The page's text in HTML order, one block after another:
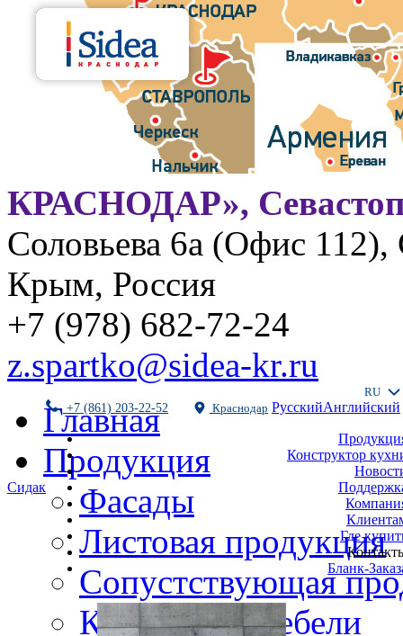
КРАСНОДАР»,
Соловьева 6а (Офис 112),
Крым, Россия
+7 (978) 682-72-24
z.spartko@sidea-kr.ru
Сидак
+7 (861) 203-22-52 Краснодар
RU
РусскийАнглийский
Конструктор
Где
Бланк-
Главная
Продукция
Фасады
Листовая продукция
Сопустствующая
Комплекты мебели